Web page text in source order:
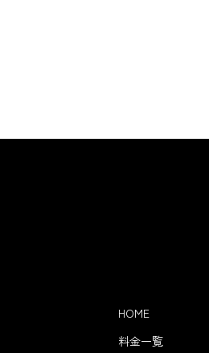
HOME
料金一覧